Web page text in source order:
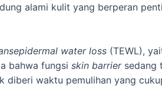
alami kulit yang berperan
water loss (TEWL),
bahwa fungsi skin barriersedang
diberi waktu pemulihan yang